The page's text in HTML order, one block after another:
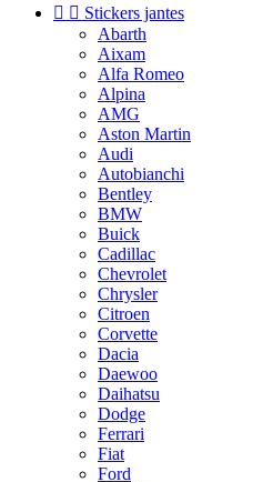
  Stickers jantes
Abarth
Aixam
Alfa Romeo
Alpina
AMG
Aston Martin
Audi
Autobianchi
Bentley
BMW
Buick
Cadillac
Chevrolet
Chrysler
Citroen
Corvette
Dacia
Daewoo
Daihatsu
Dodge
Ferrari
Fiat
Ford